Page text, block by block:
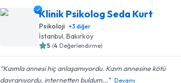
Klinik Psikolog Seda Kurt
Psikoloji +3 diğer
İstanbul , Bakırköy
5 (4 Değerlendirme)
Kızımla annesi hiç anlaşamıyordu. Kızım annesine kötü
davranıyordu, internetten buldum...
Devamı